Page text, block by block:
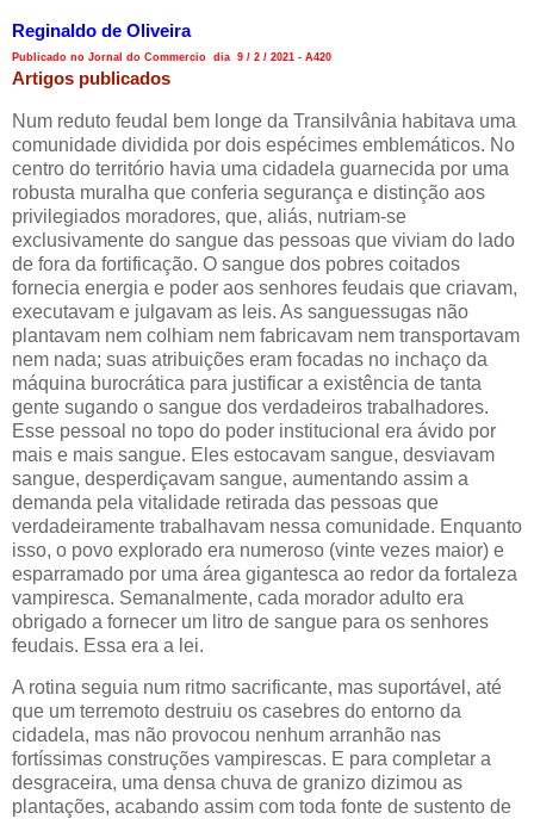
Reginaldo de Oliveira
Publicado no Jornal do Commercio dia 9 / 2 / 2021 - A420
Artigos publicados
Num reduto feudal bem longe da Transilvânia habitava uma
comunidade dividida por dois espécimes emblemáticos. No
centro do território havia uma cidadela guarnecida por uma
robusta muralha que conferia segurança e distinção aos
privilegiados moradores, que, aliás, nutriam-se
exclusivamente do sangue das pessoas que viviam do lado
de fora da fortificação. O sangue dos pobres coitados
fornecia energia e poder aos senhores feudais que criavam,
executavam e julgavam as leis. As sanguessugas não
plantavam nem colhiam nem fabricavam nem transportavam
nem nada; suas atribuições eram focadas no inchaço da
máquina burocrática para justificar a existência de tanta
gente sugando o sangue dos verdadeiros trabalhadores.
Esse pessoal no topo do poder institucional era ávido por
mais e mais sangue. Eles estocavam sangue, desviavam
sangue, desperdiçavam sangue, aumentando assim a
demanda pela vitalidade retirada das pessoas que
verdadeiramente trabalhavam nessa comunidade. Enquanto
isso, o povo explorado era numeroso (vinte vezes maior) e
esparramado por uma área gigantesca ao redor da fortaleza
vampiresca. Semanalmente, cada morador adulto era
obrigado a fornecer um litro de sangue para os senhores
feudais. Essa era a lei.
A rotina seguia num ritmo sacrificante, mas suportável, até
que um terremoto destruiu os casebres do entorno da
cidadela, mas não provocou nenhum arranhão nas
fortíssimas construções vampirescas. E para completar a
desgraceira, uma densa chuva de granizo dizimou as
plantações, acabando assim com toda fonte de sustento de